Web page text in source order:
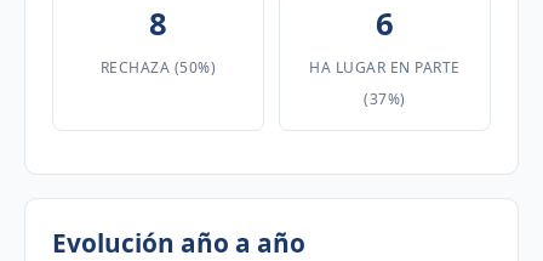
8
RECHAZA (50%)
6
HA LUGAR EN PARTE
(37%)
Evolución año a año